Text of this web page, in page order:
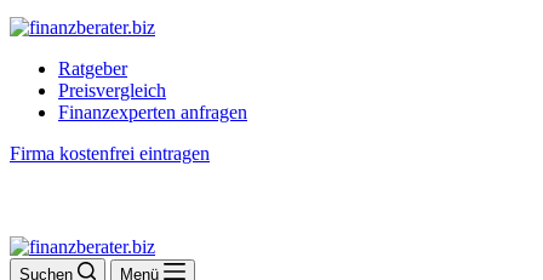
Ratgeber
Preisvergleich
Finanzexperten anfragen
Firma kostenfrei eintragen
Suchen Menü